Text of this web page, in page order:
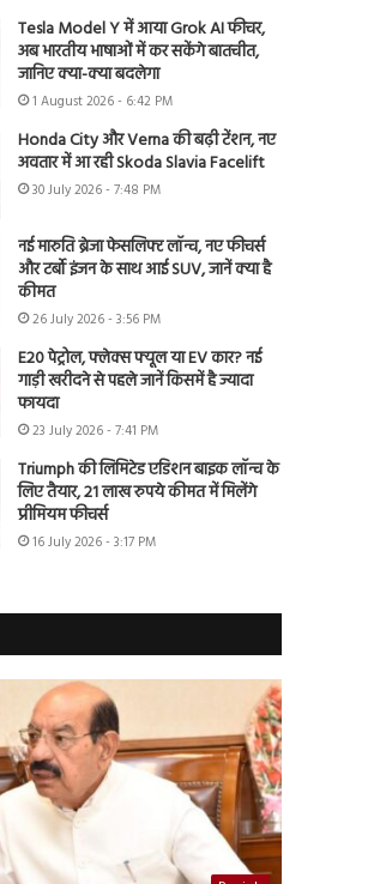
Tesla Model Y में आया Grok AI फीचर,
अब भारतीय भाषाओं में कर सकेंगे बातचीत,
जानिए क्या-क्या बदलेगा
1 August 2026 - 6:42 PM
Honda City और Verna की बढ़ी टेंशन, नए
अवतार में आ रही Skoda Slavia Facelift
30 July 2026 - 7:48 PM
नई मारुति ब्रेजा फेसलिफ्ट लॉन्च, नए फीचर्स
और टर्बो इंजन के साथ आई SUV, जानें क्या है
कीमत
26 July 2026 - 3:56 PM
E20 पेट्रोल, फ्लेक्स फ्यूल या EV कार? नई
गाड़ी खरीदने से पहले जानें किसमें है ज्यादा
फायदा
23 July 2026 - 7:41 PM
Triumph की लिमिटेड एडिशन बाइक लॉन्च के
लिए तैयार, 21 लाख रुपये कीमत में मिलेंगे
प्रीमियम फीचर्स
16 July 2026 - 3:17 PM